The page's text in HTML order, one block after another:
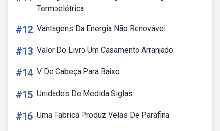
Termoelétrica
#12 Vantagens Da Energia Não Renovável
#13 Valor Do Livro Um Casamento Arranjado
#14 V De Cabeça Para Baixo
#15 Unidades De Medida Siglas
#16 Uma Fabrica Produz Velas De Parafina